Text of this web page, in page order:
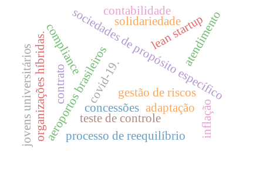
covid-19.
concessões
sociedades de propósito específico
aeroportos brasileiros
organizações híbridas. teste de controle
gestão de riscos
compliance lean startup
adaptação
atendimento
jovens universitários
solidariedade
contabilidade
contrato
processo de reequilíbrio inflação